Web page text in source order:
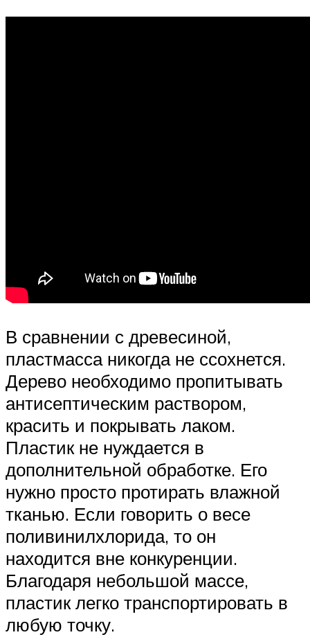
В сравнении с древесиной,
пластмасса никогда не ссохнется.
Дерево необходимо пропитывать
антисептическим раствором,
красить и покрывать лаком.
Пластик не нуждается в
дополнительной обработке. Его
нужно просто протирать влажной
тканью. Если говорить о весе
поливинилхлорида, то он
находится вне конкуренции.
Благодаря небольшой массе,
пластик легко транспортировать в
любую точку.